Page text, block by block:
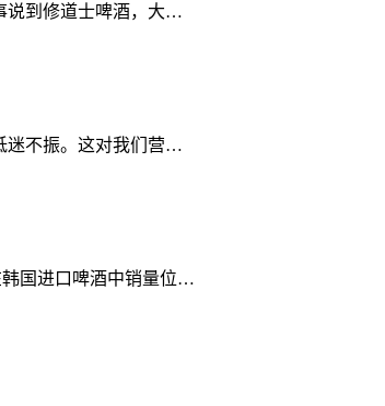
说到修道士啤酒，大…
迷不振。这对我们营…
韩国进口啤酒中销量位…